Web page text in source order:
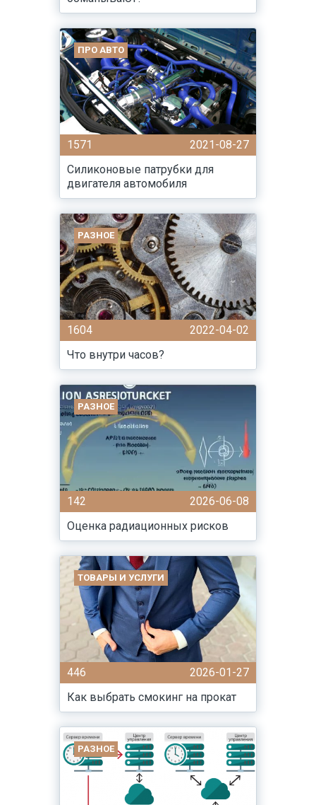
ПРО АВТО
1571
2021-08-27
Силиконовые патрубки для
двигателя автомобиля
РАЗНОЕ
1604
2022-04-02
Что внутри часов?
РАЗНОЕ
142
2026-06-08
Оценка радиационных рисков
ТОВАРЫ И УСЛУГИ
446
2026-01-27
Как выбрать смокинг на прокат
РАЗНОЕ